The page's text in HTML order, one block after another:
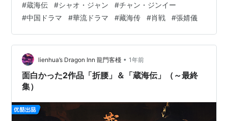
考察です、違っていたらごめんなさい そもそも盗掘をメ
インとしたアドベンチャー小説&ドラマシリーズがありま
す。 呉邪と叔父、その仲間たちが盗掘に挑んで、そこで
はホラー染みたキャラとか呪いとか様々な出来事に出会
う「インディージョーンズ」みたいなお話です。 これは
現代の話…
#蔵海伝 #シャオ・ジャン #チャン・ジンイー
#中国ドラマ #華流ドラマ #藏海传 #肖戦 #張婧儀
lienhua’s Dragon Inn 龍門客棧 • 1年前
面白かった2作品「折腰」＆「蔵海伝」（～最終
集）